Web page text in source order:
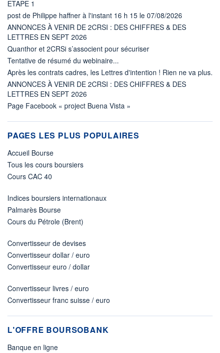
ETAPE 1
post de Philippe haffner à l'instant 16 h 15 le 07/08/2026
ANNONCES À VENIR DE 2CRSI : DES CHIFFRES & DES
LETTRES EN SEPT 2026
Quanthor et 2CRSi s’associent pour sécuriser
Tentative de résumé du webinaire...
Après les contrats cadres, les Lettres d'intention ! Rien ne va plus.
ANNONCES À VENIR DE 2CRSI : DES CHIFFRES & DES
LETTRES EN SEPT 2026
Page Facebook « project Buena Vista »
PAGES LES PLUS POPULAIRES
Accueil Bourse
Tous les cours boursiers
Cours CAC 40
Indices boursiers internationaux
Palmarès Bourse
Cours du Pétrole (Brent)
Convertisseur de devises
Convertisseur dollar / euro
Convertisseur euro / dollar
Convertisseur livres / euro
Convertisseur franc suisse / euro
L'OFFRE BOURSOBANK
Banque en ligne